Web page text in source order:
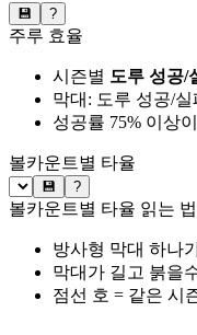
💾 ?
주루 효율
시즌별 도루 성공/
막대: 도루 성공/
성공률 75% 이상
볼카운트별 타율
💾 ?
볼카운트별 타율 읽는 법
방사형 막대 하나
막대가 길고 붉을
점선 호 = 같은 시